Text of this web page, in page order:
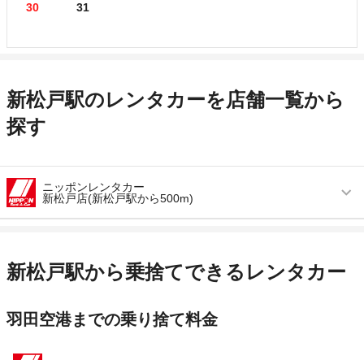
30 31
新松戸駅のレンタカーを店舗一覧から
探す
ニッポンレンタカー
新松戸店(新松戸駅から500m)
アクセス 新松戸駅より徒歩で約5分（送迎なし）
店舗詳細 店舗詳細ページはこちら
新松戸駅から乗捨てできるレンタカー
羽田空港までの乗り捨て料金